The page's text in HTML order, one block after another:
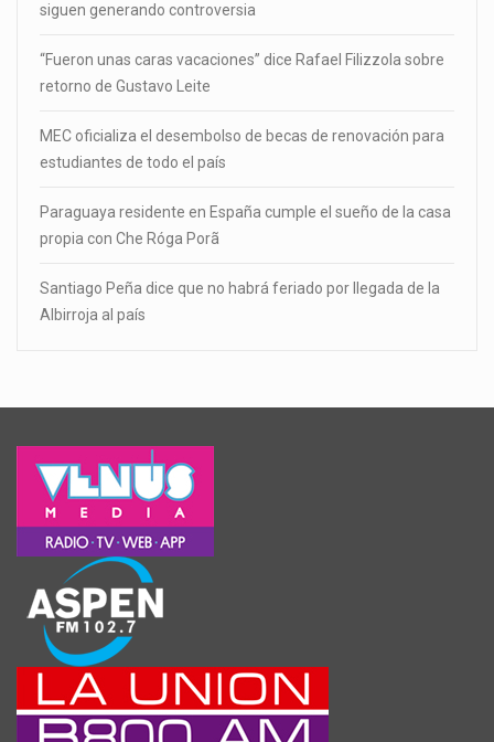
siguen generando controversia
“Fueron unas caras vacaciones” dice Rafael Filizzola sobre
retorno de Gustavo Leite
MEC oficializa el desembolso de becas de renovación para
estudiantes de todo el país
Paraguaya residente en España cumple el sueño de la casa
propia con Che Róga Porã
Santiago Peña dice que no habrá feriado por llegada de la
Albirroja al país